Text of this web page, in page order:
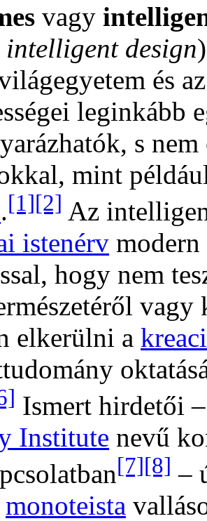
vagy
intelligent design
és
leginkább
s
mint
.[1][2] Az
istenérv modern
hogy nem
vagy
elkerülni a
Ismert hirdetői
Institute nevű
[7][8] –
monoteista